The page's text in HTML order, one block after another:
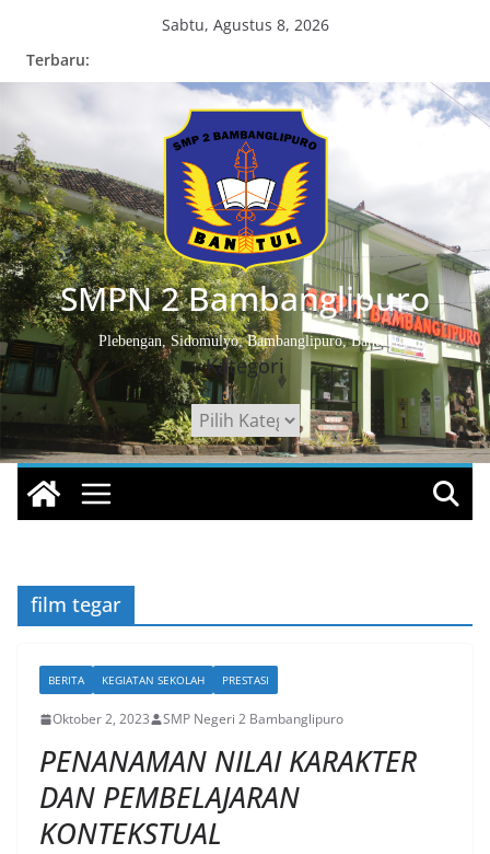
Sabtu, Agustus 8, 2026
Terbaru:
SMPN 2 Bambanglipuro
Plebengan, Sidomulyo, Bambanglipuro, Bantul
Kategori
Kategori
film tegar
BERITA KEGIATAN SEKOLAH PRESTASI
Oktober 2, 2023 SMP Negeri 2 Bambanglipuro
PENANAMAN NILAI KARAKTER
DAN PEMBELAJARAN
KONTEKSTUAL